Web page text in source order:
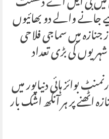
جانے والے دو بھائیوں
جنازہ میں سماجی فلاحی
کی بڑی تعداد
بوائز ہائی دنیاپور میں
اٹھنے پر ہر آنکھ اشک بار